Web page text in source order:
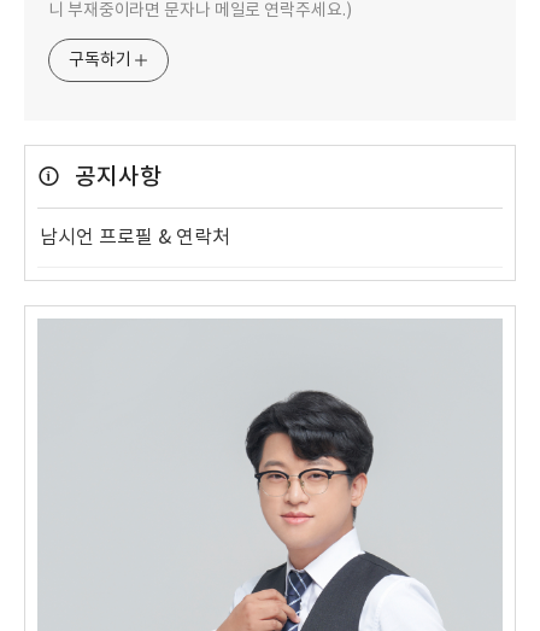
니 부재중이라면 문자나 메일로 연락주세요.)
구독하기
공지사항
남시언 프로필 & 연락처